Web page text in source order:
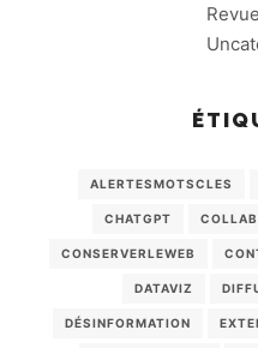
ALERTESMOTSCLES
CHATGPT
CONSERVERLEWEB
DATAVIZ
DÉSINFORMATION